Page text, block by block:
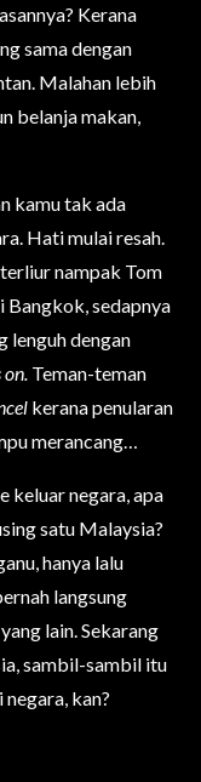
Kerana
sama dengan
Malahan lebih
belanja makan,
kamu tak ada
Hati mulai resah.
nampak Tom
Bangkok, sedapnya
lenguh dengan
Teman-teman
kerana penularan
merancang…
keluar negara, apa
satu Malaysia?
hanya lalu
langsung
lain. Sekarang
sambil-sambil itu
kan?